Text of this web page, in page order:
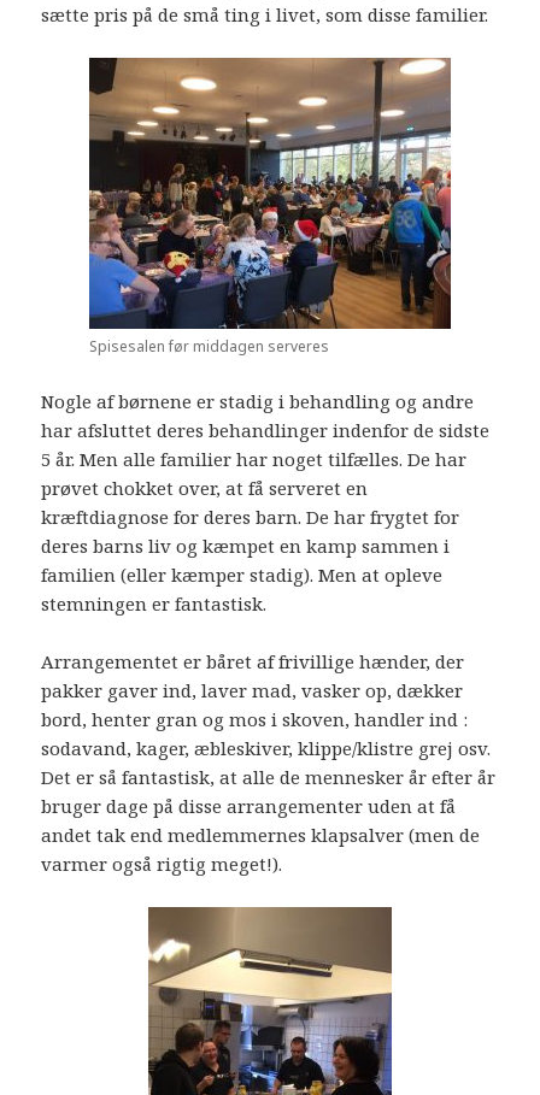
sætte pris på de små ting i livet, som disse familier.
Spisesalen før middagen serveres
Nogle af børnene er stadig i behandling og andre
har afsluttet deres behandlinger indenfor de sidste
5 år. Men alle familier har noget tilfælles. De har
prøvet chokket over, at få serveret en
kræftdiagnose for deres barn. De har frygtet for
deres barns liv og kæmpet en kamp sammen i
familien (eller kæmper stadig). Men at opleve
stemningen er fantastisk.
Arrangementet er båret af frivillige hænder, der
pakker gaver ind, laver mad, vasker op, dækker
bord, henter gran og mos i skoven, handler ind :
sodavand, kager, æbleskiver, klippe/klistre grej osv.
Det er så fantastisk, at alle de mennesker år efter år
bruger dage på disse arrangementer uden at få
andet tak end medlemmernes klapsalver (men de
varmer også rigtig meget!).